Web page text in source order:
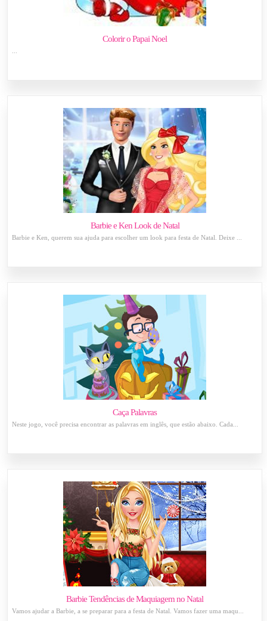
Colorir o Papai Noel
Barbie e Ken Look de Natal
Barbie e Ken, querem sua ajuda para escolher um look para festa de Natal. Deixe ...
Caça Palavras
Neste jogo, você precisa encontrar as palavras em inglês, que estão abaixo. Cada...
Barbie Tendências de Maquiagem no Natal
Vamos ajudar a Barbie, a se preparar para a festa de Natal. Vamos fazer uma maqu...